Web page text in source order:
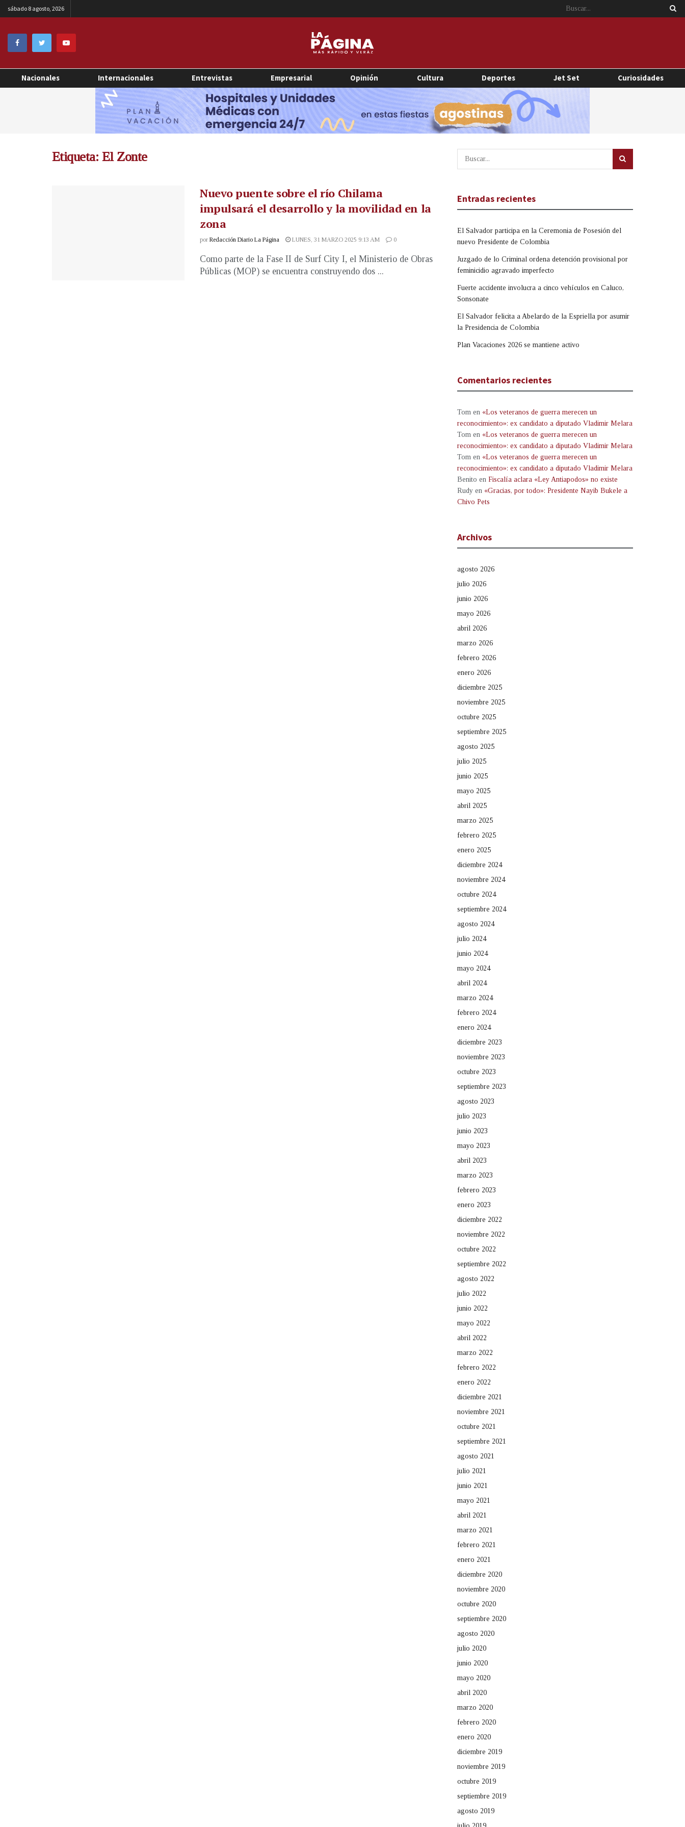
sábado 8 agosto, 2026
Nacionales Internacionales Entrevistas Empresarial Opinión Cultura Deportes Jet Set Curiosidades
Etiqueta: El Zonte
Nuevo puente sobre el río Chilama
impulsará el desarrollo y la movilidad en la
zona
por Redacción Diario La Página LUNES, 31 MARZO 2025 9:13 AM 0
Como parte de la Fase II de Surf City I, el Ministerio de Obras
Públicas (MOP) se encuentra construyendo dos ...
Entradas recientes
El Salvador participa en la Ceremonia de Posesión del
nuevo Presidente de Colombia
Juzgado de lo Criminal ordena detención provisional por
feminicidio agravado imperfecto
Fuerte accidente involucra a cinco vehículos en Caluco,
Sonsonate
El Salvador felicita a Abelardo de la Espriella por asumir
la Presidencia de Colombia
Plan Vacaciones 2026 se mantiene activo
Comentarios recientes
Tom en «Los veteranos de guerra merecen un
reconocimiento»: ex candidato a diputado Vladimir Melara
Tom en «Los veteranos de guerra merecen un
reconocimiento»: ex candidato a diputado Vladimir Melara
Tom en «Los veteranos de guerra merecen un
reconocimiento»: ex candidato a diputado Vladimir Melara
Benito en Fiscalía aclara «Ley Antiapodos» no existe
Rudy en «Gracias, por todo»: Presidente Nayib Bukele a
Chivo Pets
Archivos
agosto 2026
julio 2026
junio 2026
mayo 2026
abril 2026
marzo 2026
febrero 2026
enero 2026
diciembre 2025
noviembre 2025
octubre 2025
septiembre 2025
agosto 2025
julio 2025
junio 2025
mayo 2025
abril 2025
marzo 2025
febrero 2025
enero 2025
diciembre 2024
noviembre 2024
octubre 2024
septiembre 2024
agosto 2024
julio 2024
junio 2024
mayo 2024
abril 2024
marzo 2024
febrero 2024
enero 2024
diciembre 2023
noviembre 2023
octubre 2023
septiembre 2023
agosto 2023
julio 2023
junio 2023
mayo 2023
abril 2023
marzo 2023
febrero 2023
enero 2023
diciembre 2022
noviembre 2022
octubre 2022
septiembre 2022
agosto 2022
julio 2022
junio 2022
mayo 2022
abril 2022
marzo 2022
febrero 2022
enero 2022
diciembre 2021
noviembre 2021
octubre 2021
septiembre 2021
agosto 2021
julio 2021
junio 2021
mayo 2021
abril 2021
marzo 2021
febrero 2021
enero 2021
diciembre 2020
noviembre 2020
octubre 2020
septiembre 2020
agosto 2020
julio 2020
junio 2020
mayo 2020
abril 2020
marzo 2020
febrero 2020
enero 2020
diciembre 2019
noviembre 2019
octubre 2019
septiembre 2019
agosto 2019